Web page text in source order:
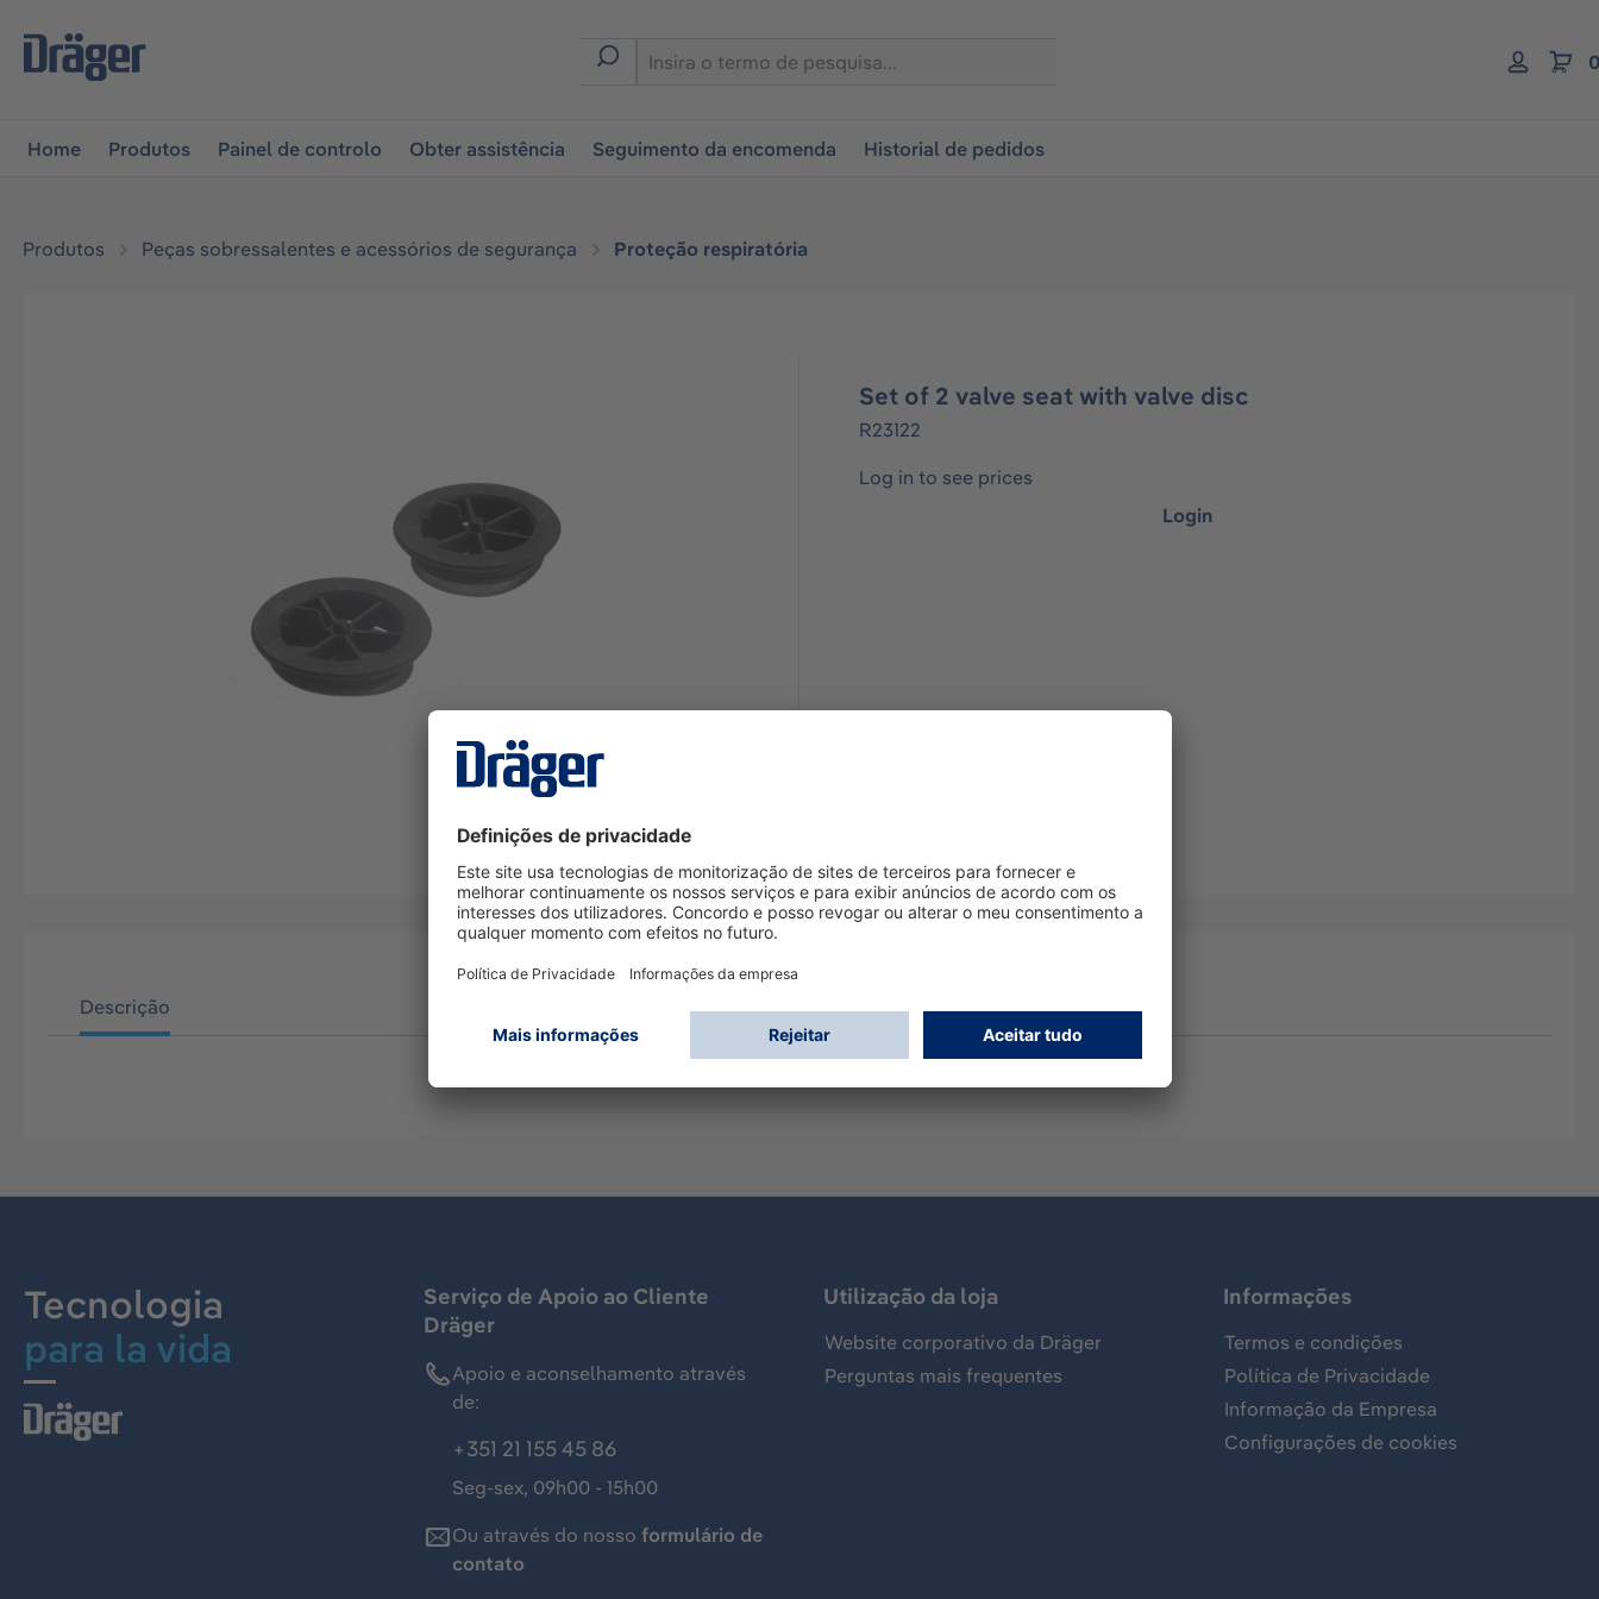
a navegação principal
Home Produtos Painel de controlo Obter assistência Seguimento da encomenda Historial de pedidos
Produtos Peças sobressalentes e acessórios de segurança Proteção respiratória
Set of 2 valve seat with valve disc
R23122
Log in to see prices
Login
Descrição
Tecnologia
para la vida
Serviço de Apoio ao Cliente
Dräger
Apoio e aconselhamento através
de:
+351 21 155 45 86
Seg-sex, 09h00 - 15h00
Ou através do nosso formulário de
contato
Utilização da loja
Website corporativo da Dräger
Perguntas mais frequentes
Informações
Termos e condições
Política de Privacidade
Informação da Empresa
Configurações de cookies